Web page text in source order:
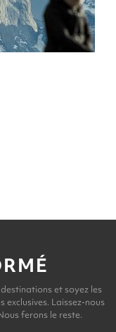
et soyez les
exclusives. Laissez-nous
ferons le reste.